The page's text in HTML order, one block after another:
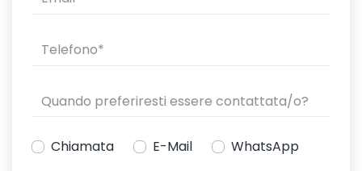
Chiamata E-Mail WhatsApp